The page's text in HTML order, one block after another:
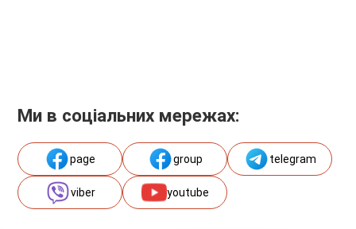
Ми в соціальних мережах:
page group telegram
viber youtube